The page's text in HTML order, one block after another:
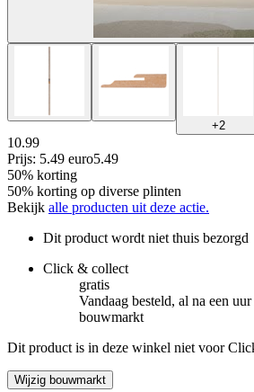
+2
10.99
Prijs: 5.49 euro5.49
50% korting
50% korting op diverse plinten
Bekijk alle producten uit deze actie.
Dit product wordt niet thuis bezorgd
Click & collect
gratis
Vandaag besteld, al na een
bouwmarkt
Dit product is in deze winkel niet voor
Wijzig bouwmarkt